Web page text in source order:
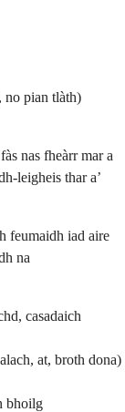
no pian tlàth)
nas fheàrr mar a
leigheis thar a’
feumaidh iad aire
na
casadaich
at, broth dona)
bhoilg